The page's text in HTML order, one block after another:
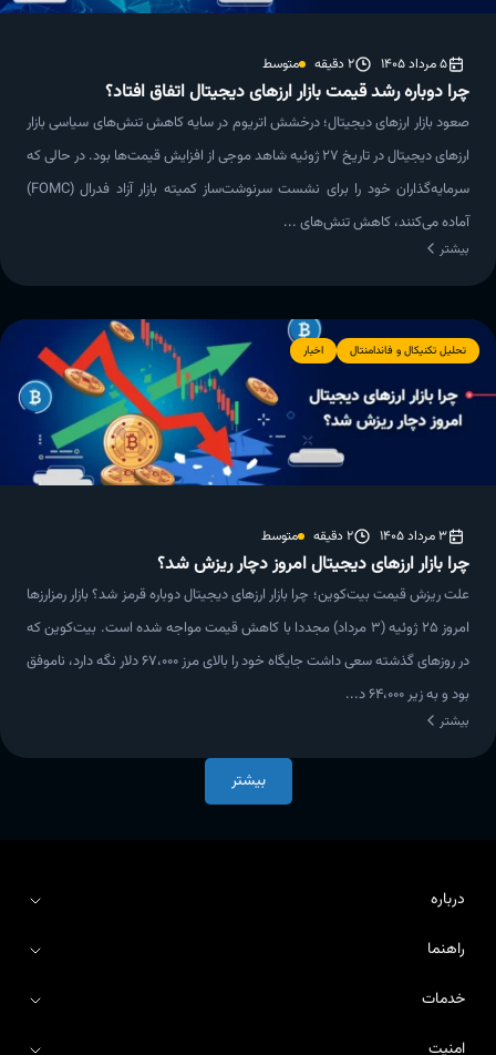
5 مرداد 1405 2 دقیقه متوسط
چرا دوباره رشد قیمت بازار ارزهای دیجیتال اتفاق افتاد؟
صعود بازار ارزهای دیجیتال؛ درخشش اتریوم در سایه کاهش تنش‌های سیاسی بازار
ارزهای دیجیتال در تاریخ ۲۷ ژوئیه شاهد موجی از افزایش قیمت‌ها بود. در حالی که
سرمایه‌گذاران خود را برای نشست سرنوشت‌ساز کمیته بازار آزاد فدرال (FOMC)
آماده می‌کنند، کاهش تنش‌های ...
بیشتر
تحلیل تکنیکال و فاندامنتال اخبار
3 مرداد 1405 2 دقیقه متوسط
چرا بازار ارزهای دیجیتال امروز دچار ریزش شد؟
علت ریزش قیمت بیت‌کوین؛ چرا بازار ارزهای دیجیتال دوباره قرمز شد؟ بازار رمزارزها
امروز 25 ژوئیه (3 مرداد) مجددا با کاهش قیمت مواجه شده است. بیت‌کوین که
در روزهای گذشته سعی داشت جایگاه خود را بالای مرز ۶۷،۰۰۰ دلار نگه دارد، ناموفق
بود و به زیر ۶۴،۰۰۰ د...
بیشتر
بیشتر
درباره
درباره آریومکس
بلاگ آریومکس
قوانین و مقررات
راهنما
اطلاعیه‌ها
راهنمای آریومکس
خدمات
مستندات API
امنیت